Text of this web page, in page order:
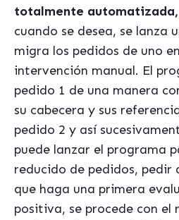
totalmente automatizada,
cuando se desea, se lanza
migra los pedidos de uno
intervención manual. El
pedido 1 de una manera
su cabecera y sus
pedido 2 y así
puede lanzar el programa
reducido de pedidos, pedir
que haga una primera
positiva, se procede con el